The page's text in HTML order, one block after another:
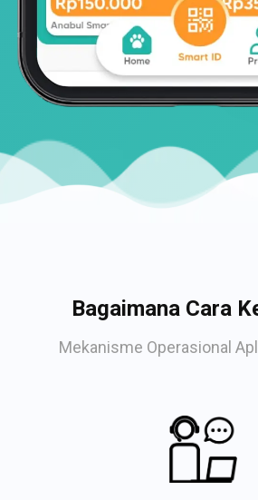
Bagaimana Cara
Mekanisme Operasional